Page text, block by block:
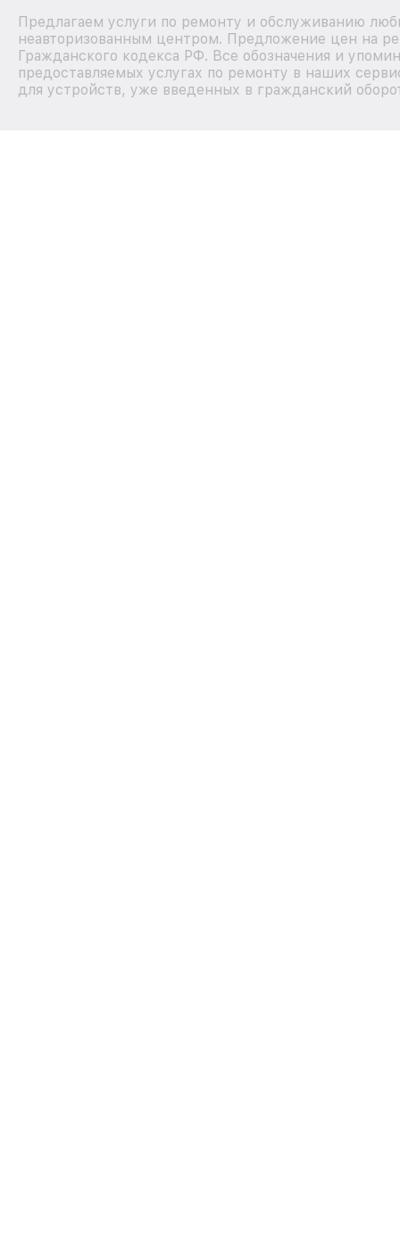
Предлагаем услуги по ремонту и обслуживанию
неавторизованным центром. Предложение цен на
Гражданского кодекса РФ. Все обозначения и
предоставляемых услугах по ремонту в наших
для устройств, уже введенных в гражданский